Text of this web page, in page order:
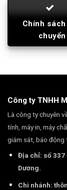
Chính sách
chuyển
Công ty TNHH
Là công ty chuyên
tính, máy in, máy
giám sát, báo động
Địa chỉ: số 337
Dương.
Chi nhánh: